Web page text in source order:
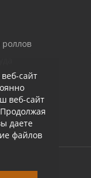
сайт
веб-сайт
даете
файлов